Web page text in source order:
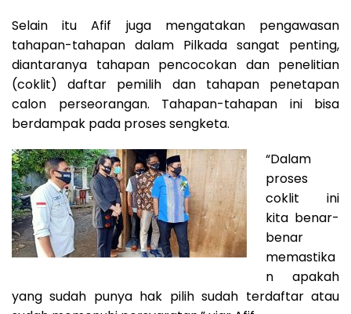
Selain itu Afif juga mengatakan pengawasan
tahapan-tahapan dalam Pilkada sangat penting,
diantaranya tahapan pencocokan dan penelitian
(coklit) daftar pemilih dan tahapan penetapan
calon perseorangan. Tahapan-tahapan ini bisa
berdampak pada proses sengketa.
“Dalam
proses
coklit ini
kita benar-
benar
memastika
n apakah
yang sudah punya hak pilih sudah terdaftar atau